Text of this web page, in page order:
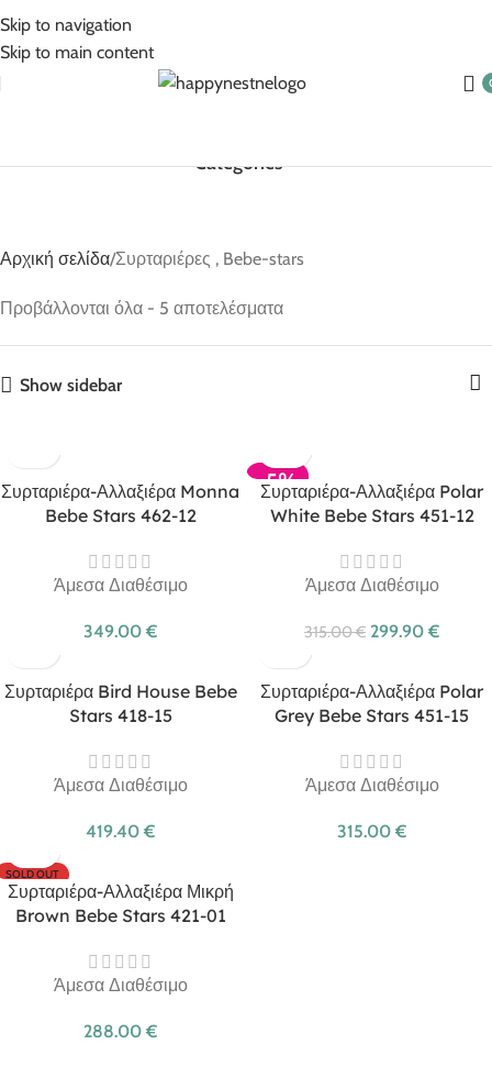
Skip to navigation
Skip to main content
Categories
Αρχική σελίδα Συρταριέρες , Bebe-stars
Προβάλλονται όλα - 5 αποτελέσματα
Show sidebar
Συρταριέρα-Αλλαξιέρα Monna
Bebe Stars 462-12
Άμεσα Διαθέσιμο
349.00 €
-5%
Συρταριέρα-Αλλαξιέρα Polar
White Bebe Stars 451-12
Άμεσα Διαθέσιμο
315.00€ 299.90 €
Συρταριέρα Bird House Bebe
Stars 418-15
Άμεσα Διαθέσιμο
419.40 €
Συρταριέρα-Αλλαξιέρα Polar
Grey Bebe Stars 451-15
Άμεσα Διαθέσιμο
315.00 €
SOLD OUT
Συρταριέρα-Αλλαξιέρα Μικρή
Brown Bebe Stars 421-01
Άμεσα Διαθέσιμο
288.00 €
5% Επιπλέον έκπτωση για πληρωμές με κάρτα!